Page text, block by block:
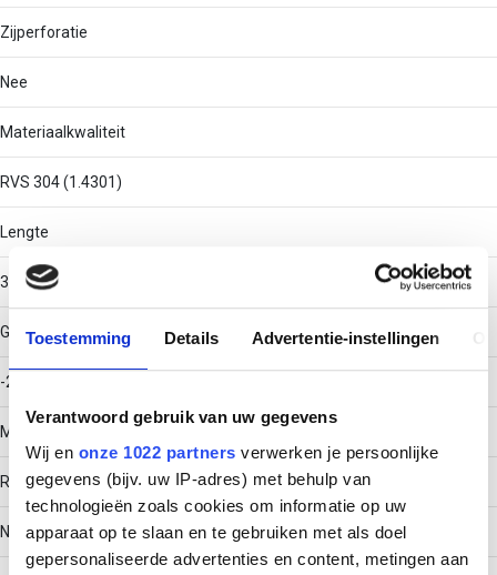
Toestemming Details Advertentie-instellingen
Verantwoord gebruik van uw gegevens
Wij en onze 1022 partners verwerken je persoonlijke
gegevens (bijv. uw IP-adres) met behulp van
technologieën zoals cookies om informatie op uw
apparaat op te slaan en te gebruiken met als doel
gepersonaliseerde advertenties en content, metingen aan
Zijperforatie
Nee
Materiaalkwaliteit
RVS 304 (1.4301)
Lengte
3000
Gebruikstemperatuur
-20 - 120
Materiaal
Roestvaststaal (RVS)
Nuttige doorsnede